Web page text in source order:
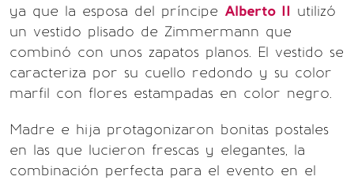
ya que la esposa del príncipe Alberto II utilizó
un vestido plisado de Zimmermann que
combinó con unos zapatos planos. El vestido se
caracteriza por su cuello redondo y su color
marfil con flores estampadas en color negro.
Madre e hija protagonizaron bonitas postales
en las que lucieron frescas y elegantes, la
combinación perfecta para el evento en el